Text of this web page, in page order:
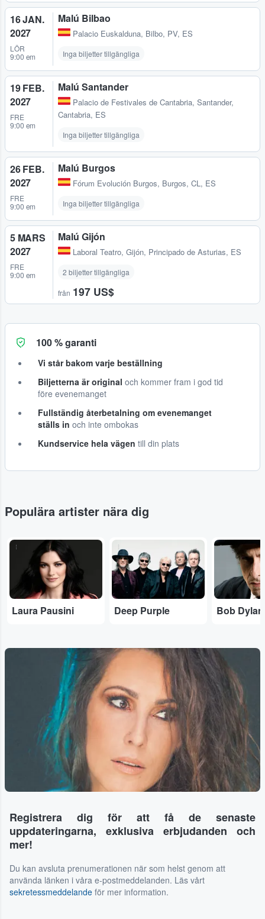
16 JAN.
2027
LÖR
9:00 em
Malú Bilbao
Palacio Euskalduna, Bilbo, PV, ES
Inga biljetter tillgängliga
19 FEB.
2027
FRE
9:00 em
Malú Santander
Palacio de Festivales de Cantabria, Santander,
Cantabria, ES
Inga biljetter tillgängliga
26 FEB.
2027
FRE
9:00 em
Malú Burgos
Fórum Evolución Burgos, Burgos, CL, ES
Inga biljetter tillgängliga
5 MARS
2027
FRE
9:00 em
Malú Gijón
Laboral Teatro, Gijón, Principado de Asturias, ES
2 biljetter tillgängliga
från 197 US$
100 % garanti
Vi står bakom varje beställning
Biljetterna är original och kommer fram i god tid
före evenemanget
Fullständig återbetalning om evenemanget
ställs in och inte ombokas
Kundservice hela vägen till din plats
Populära artister nära dig
...
Laura Pausini Deep Purple
...
Bob Dylan
Registrera dig för att få de senaste
uppdateringarna, exklusiva erbjudanden och
mer!
Du kan avsluta prenumerationen när som helst genom att
använda länken i våra e-postmeddelanden. Läs vårt
sekretessmeddelande för mer information.